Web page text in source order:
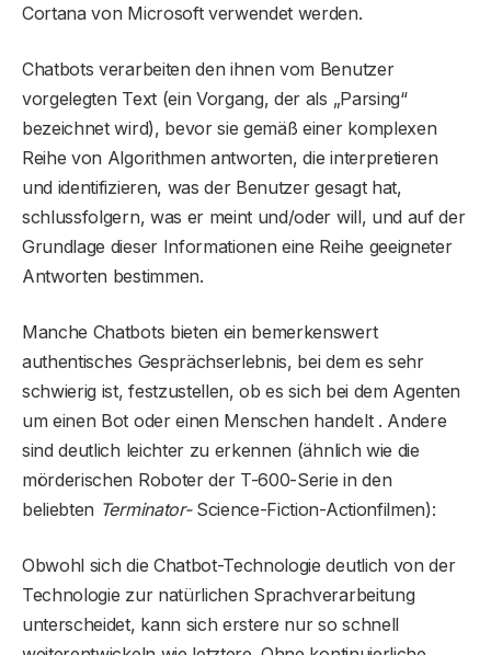
Cortana von Microsoft verwendet werden.
Chatbots verarbeiten den ihnen vom Benutzer
vorgelegten Text (ein Vorgang, der als „Parsing“
bezeichnet wird), bevor sie gemäß einer komplexen
Reihe von Algorithmen antworten, die interpretieren
und identifizieren, was der Benutzer gesagt hat,
schlussfolgern, was er meint und/oder will, und auf der
Grundlage dieser Informationen eine Reihe geeigneter
Antworten bestimmen.
Manche Chatbots bieten ein bemerkenswert
authentisches Gesprächserlebnis, bei dem es sehr
schwierig ist, festzustellen, ob es sich bei dem Agenten
um einen Bot oder einen Menschen handelt . Andere
sind deutlich leichter zu erkennen (ähnlich wie die
mörderischen Roboter der T-600-Serie in den
beliebten Terminator-Science-Fiction-Actionfilmen):
Obwohl sich die Chatbot-Technologie deutlich von der
Technologie zur natürlichen Sprachverarbeitung
unterscheidet, kann sich erstere nur so schnell